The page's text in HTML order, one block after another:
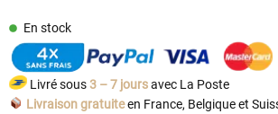
En stock
Livré sous3 – 7 joursavec La Poste
Livraison gratuiteen France, Belgique et